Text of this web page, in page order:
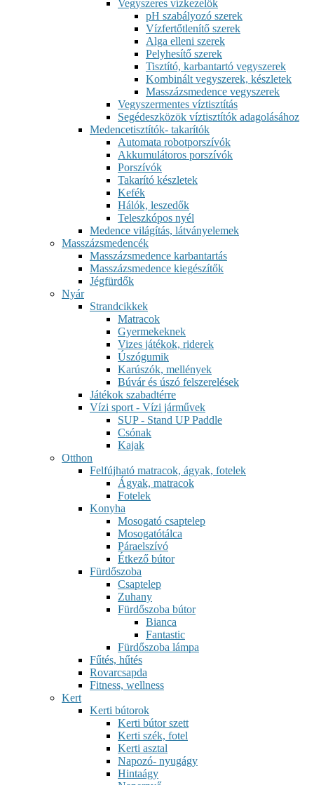
Vegyszeres vízkezelők
pH szabályozó szerek
Vízfertőtlenítő szerek
Alga elleni szerek
Pelyhesítő szerek
Tisztító, karbantartó vegyszerek
Kombinált vegyszerek, készletek
Masszázsmedence vegyszerek
Vegyszermentes víztisztítás
Segédeszközök víztisztítók adagolásához
Medencetisztítók- takarítók
Automata robotporszívók
Akkumulátoros porszívók
Porszívók
Takarító készletek
Kefék
Hálók, leszedők
Teleszkópos nyél
Medence világítás, látványelemek
Masszázsmedencék
Masszázsmedence karbantartás
Masszázsmedence kiegészítők
Jégfürdők
Nyár
Strandcikkek
Matracok
Gyermekeknek
Vizes játékok, riderek
Úszógumik
Karúszók, mellények
Búvár és úszó felszerelések
Játékok szabadtérre
Vízi sport - Vízi járművek
SUP - Stand UP Paddle
Csónak
Kajak
Otthon
Felfújható matracok, ágyak, fotelek
Ágyak, matracok
Fotelek
Konyha
Mosogató csaptelep
Mosogatótálca
Páraelszívó
Étkező bútor
Fürdőszoba
Csaptelep
Zuhany
Fürdőszoba bútor
Bianca
Fantastic
Fürdőszoba lámpa
Fűtés, hűtés
Rovarcsapda
Fitness, wellness
Kert
Kerti bútorok
Kerti bútor szett
Kerti szék, fotel
Kerti asztal
Napozó- nyugágy
Hintaágy